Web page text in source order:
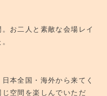
お二人と素敵な会場レイ
本全国・海外から来てく
空間を楽しんでいただ